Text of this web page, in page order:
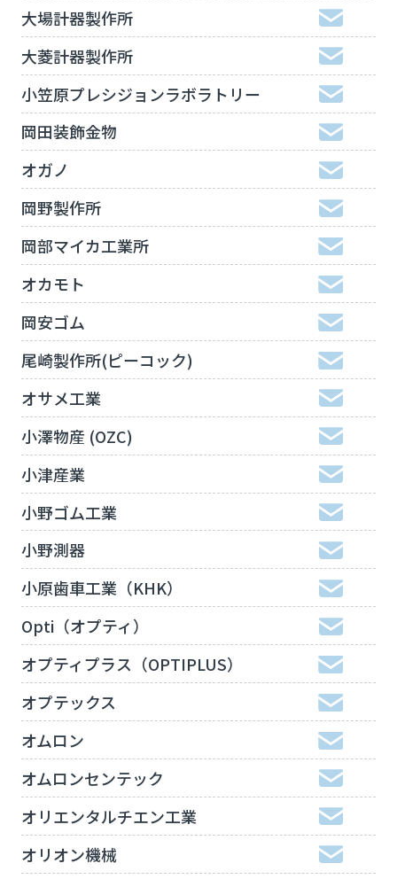
大場計器製作所
大菱計器製作所
小笠原プレシジョンラボラトリー
岡田装飾金物
オガノ
岡野製作所
岡部マイカ工業所
オカモト
岡安ゴム
尾崎製作所(ピーコック)
オサメ工業
小澤物産 (OZC)
小津産業
小野ゴム工業
小野測器
小原歯車工業（KHK）
Opti（オプティ）
オプティプラス（OPTIPLUS）
オプテックス
オムロン
オムロンセンテック
オリエンタルチエン工業
オリオン機械